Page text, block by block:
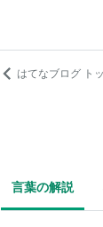
はてなブログ ト
言葉の解説